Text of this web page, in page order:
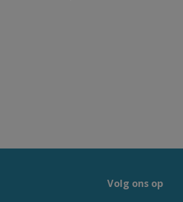
Volg ons op